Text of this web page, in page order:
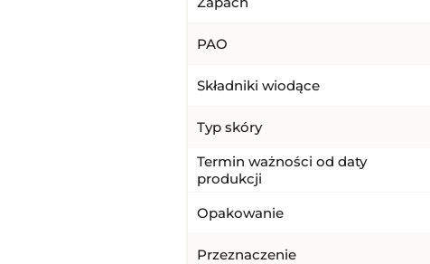
PAO
Składniki wiodące
Typ skóry
Termin ważności od daty
produkcji
Opakowanie
Przeznaczenie